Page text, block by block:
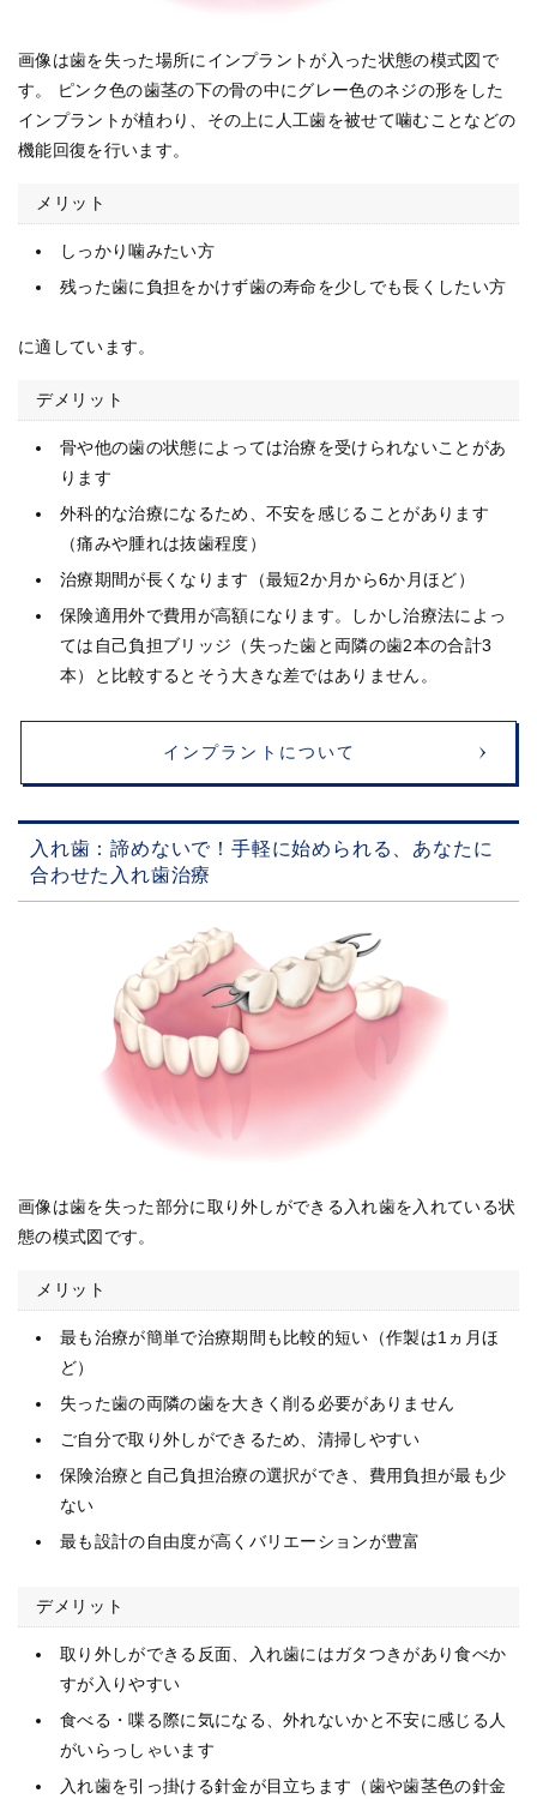
画像は歯を失った場所にインプラントが入った状態の模式図で
す。 ピンク色の歯茎の下の骨の中にグレー色のネジの形をした
インプラントが植わり、その上に人工歯を被せて噛むことなどの
機能回復を行います。
メリット
しっかり噛みたい方
残った歯に負担をかけず歯の寿命を少しでも長くしたい方
に適しています。
デメリット
骨や他の歯の状態によっては治療を受けられないことがあ
ります
外科的な治療になるため、不安を感じることがあります
（痛みや腫れは抜歯程度）
治療期間が長くなります（最短2か月から6か月ほど）
保険適用外で費用が高額になります。しかし治療法によっ
ては自己負担ブリッジ（失った歯と両隣の歯2本の合計3
本）と比較するとそう大きな差ではありません。
インプラントについて
入れ歯：諦めないで！手軽に始められる、あなたに
合わせた入れ歯治療
画像は歯を失った部分に取り外しができる入れ歯を入れている状
態の模式図です。
メリット
最も治療が簡単で治療期間も比較的短い（作製は1ヵ月ほ
ど）
失った歯の両隣の歯を大きく削る必要がありません
ご自分で取り外しができるため、清掃しやすい
保険治療と自己負担治療の選択ができ、費用負担が最も少
ない
最も設計の自由度が高くバリエーションが豊富
デメリット
取り外しができる反面、入れ歯にはガタつきがあり食べか
すが入りやすい
食べる・喋る際に気になる、外れないかと不安に感じる人
がいらっしゃいます
入れ歯を引っ掛ける針金が目立ちます（歯や歯茎色の針金